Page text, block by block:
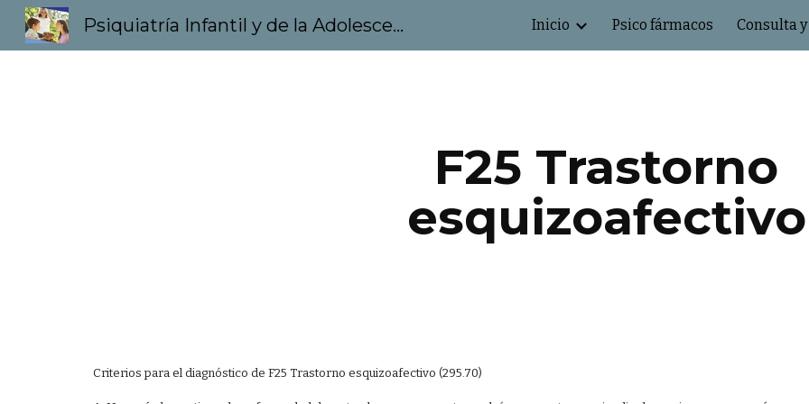
Skip to main content Skip to
Psiquiatría Infantil y de la Adolescencia Inicio Psico fármacos Consulta
F25 Trastorno
esquizoafectivo
Criterios para el diagnóstico de F25 Trastorno esquizoafectivo (295.70)